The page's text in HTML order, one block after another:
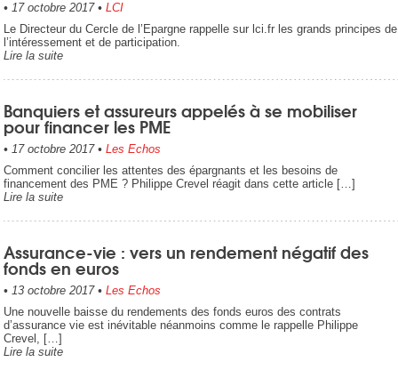
• 17 octobre 2017• LCI
Le Directeur du Cercle de l’Epargne rappelle sur lci.fr les grands principes de
l’intéressement et de participation.
Lire la suite
Banquiers et assureurs appelés à se mobiliser
pour financer les PME
• 17 octobre 2017• Les Echos
Comment concilier les attentes des épargnants et les besoins de
financement des PME ? Philippe Crevel réagit dans cette article […]
Lire la suite
Assurance-vie : vers un rendement négatif des
fonds en euros
• 13 octobre 2017• Les Echos
Une nouvelle baisse du rendements des fonds euros des contrats
d’assurance vie est inévitable néanmoins comme le rappelle Philippe
Crevel, […]
Lire la suite